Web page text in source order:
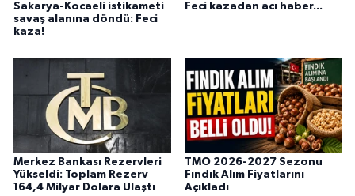
Sakarya-Kocaeli istikameti
savaş alanına döndü: Feci
kaza!
Feci kazadan acı haber...
Merkez Bankası Rezervleri
Yükseldi: Toplam Rezerv
164,4 Milyar Dolara Ulaştı
TMO 2026-2027 Sezonu
Fındık Alım Fiyatlarını
Açıkladı